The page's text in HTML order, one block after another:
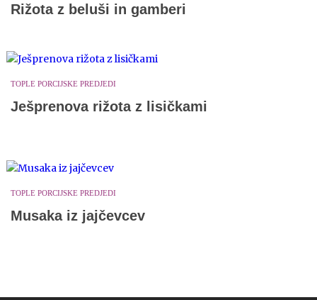
Rižota z beluši in gamberi
TOPLE PORCIJSKE PREDJEDI
Ješprenova rižota z lisičkami
TOPLE PORCIJSKE PREDJEDI
Musaka iz jajčevcev